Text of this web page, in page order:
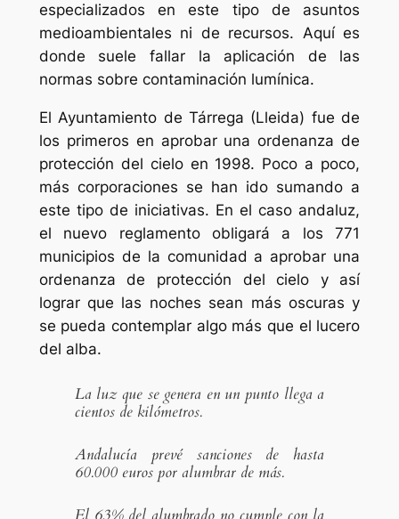
especializados en este tipo de asuntos
medioambientales ni de recursos. Aquí es
donde suele fallar la aplicación de las
normas sobre contaminación lumínica.
El Ayuntamiento de Tárrega (Lleida) fue de
los primeros en aprobar una ordenanza de
protección del cielo en 1998. Poco a poco,
más corporaciones se han ido sumando a
este tipo de iniciativas. En el caso andaluz,
el nuevo reglamento obligará a los 771
municipios de la comunidad a aprobar una
ordenanza de protección del cielo y así
lograr que las noches sean más oscuras y
se pueda contemplar algo más que el lucero
del alba.
La luz que se genera en un punto llega a
cientos de kilómetros.
Andalucía prevé sanciones de hasta
60.000 euros por alumbrar de más.